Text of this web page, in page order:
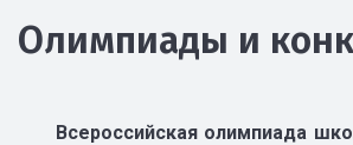
Олимпиады и
Всероссийская олимпиада